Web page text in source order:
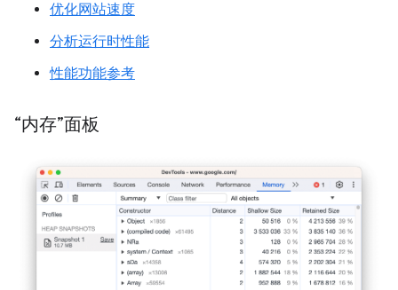
优化网站速度
分析运行时性能
性能功能参考
“内存”面板